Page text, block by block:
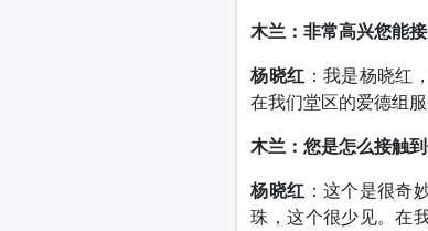
木兰：非常高兴您能
杨晓红 ：我是杨晓红
在我们堂区的爱德组服
木兰：您是怎么接触
杨晓红 ：这个是很奇
珠，这个很少见。在